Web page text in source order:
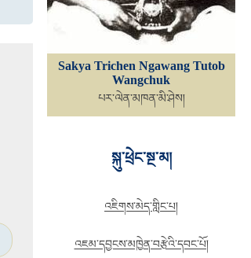
Sakya Trichen Ngawang Tutob
Wangchuk
པར་ལེན་མཁན་མི་ཤེས།
སྐུ་ཕྲེང་སྔ་མ།
འཇིགས་མེད་གླིང་པ།
འཇམ་དབྱངས་མཁྱེན་བརྩེའི་དབང་པོ།